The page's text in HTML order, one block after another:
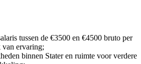
tussen de €3500 en €4500 bruto per
ervaring;
binnen Stater en ruimte voor verdere